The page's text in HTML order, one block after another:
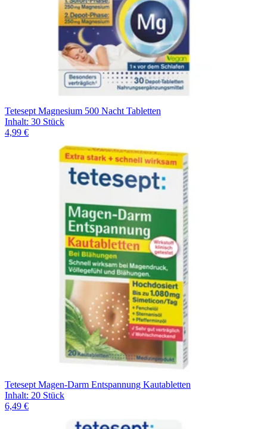
Tetesept Magnesium 500 Nacht Tabletten
Inhalt: 30 Stück
4,99 €
Tetesept Magen-Darm Entspannung Kautabletten
Inhalt: 20 Stück
6,49 €